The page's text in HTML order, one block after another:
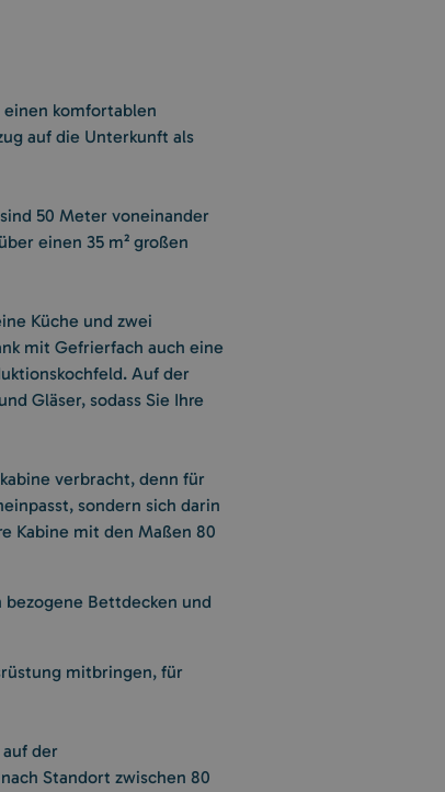
einen komfortablen
auf die Unterkunft als
50 Meter voneinander
einen 35 m² großen
Küche und zwei
mit Gefrierfach auch eine
Auf der
Gläser, sodass Sie Ihre
verbracht, denn für
sondern sich darin
Kabine mit den Maßen 80
Bettdecken und
mitbringen, für
der
Standort zwischen 80